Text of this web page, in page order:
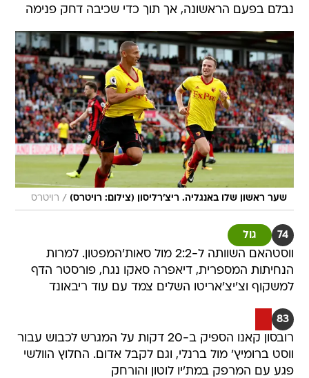
נבלם בפעם הראשונה, אך תוך כדי שכיבה דחק פנימה
שער ראשון שלו באנגליה. ריצ'רליסון (צילום: רויטרס) / רויטרס
74 גול
ווסטהאם השוותה ל-2:2 מול סאות'המפטון. למרות
הנחיתות המספרית, דיאפרה סאקו נגח, פורסטר הדף
למשקוף וצ'יצ'אריטו השלים צמד עם עוד ריבאונד
83
רובסון קאנו הספיק ב-20 דקות על המגרש לכבוש עבור
ווסט ברומיץ' מול ברנלי, וגם לקבל אדום. החלוץ הוולשי
פגע עם המרפק במת'יו לוטון והורחק